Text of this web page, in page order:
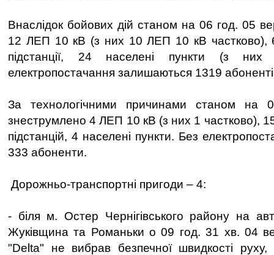
Внаслідок бойових дій станом на 06 год. 05
12 ЛЕП 10 кВ (з них 10 ЛЕП 10 кВ частково),
підстанції, 24 населені пункти (з
електропостачання залишаються 1319
За технологічними причинами станом на
знеструмлено 4 ЛЕП 10 кВ (з них 1 частково),
підстанцій, 4 населені пункти. Без
333 абоненти.
Дорожньо-транспортні пригоди – 4:
- біля м. Остер Чернігівського району на
Жуківщина та Романьки о 09 год. 31 хв. 04
"Delta" не вибрав безпечної швидкості руху,